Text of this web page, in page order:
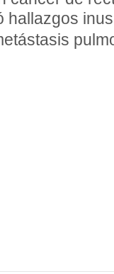
hallazgos